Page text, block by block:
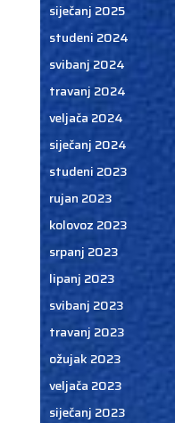
siječanj 2025
studeni 2024
svibanj 2024
travanj 2024
veljača 2024
siječanj 2024
studeni 2023
rujan 2023
kolovoz 2023
srpanj 2023
lipanj 2023
svibanj 2023
travanj 2023
ožujak 2023
veljača 2023
siječanj 2023